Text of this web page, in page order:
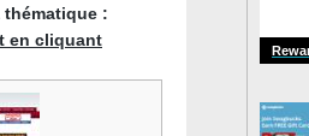
thématique :
en cliquant